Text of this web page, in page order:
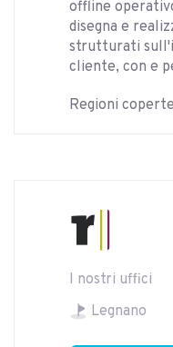
offline
disegna e
strutturati
cliente, con e
Regioni
I nostri uffici
Legnano